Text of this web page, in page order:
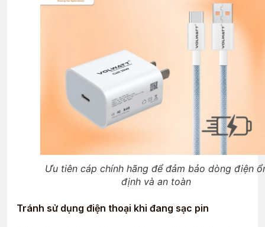
Ưu tiên cáp chính hãng để đảm bảo dòng điện
định và an toàn
Tránh sử dụng điện thoại khi đang sạc pin